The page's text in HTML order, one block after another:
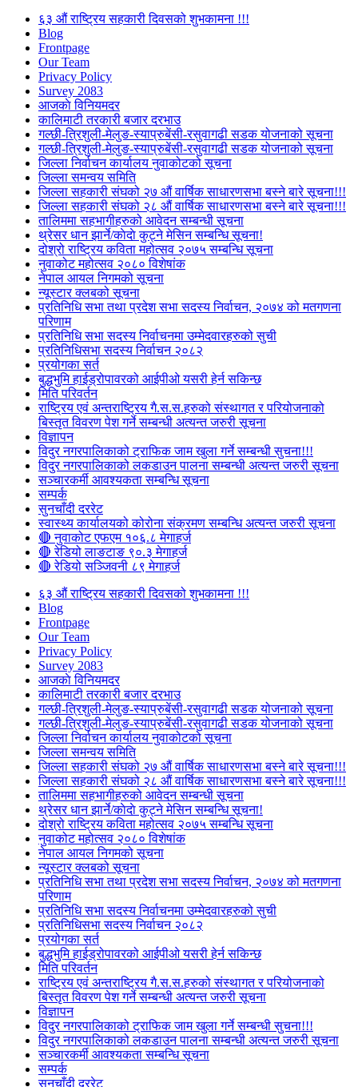
६३ औं राष्ट्रिय सहकारी दिवसको शुभकामना !!!
Blog
Frontpage
Our Team
Privacy Policy
Survey 2083
आजकाे विनियमदर
कालिमाटी तरकारी बजार दरभाउ
गल्छी-त्रिशुली-मेलुङ-स्याप्रुबेंसी-रसुवागढी सडक योजनाको सूचना
गल्छी-त्रिशुली-मेलुङ-स्याप्रुबेंसी-रसुवागढी सडक योजनाको सूचना
जिल्ला निर्वाचन कार्यालय नुवाकोटको सूचना
जिल्ला समन्वय समिति
जिल्ला सहकारी संघको २७ औं वार्षिक साधारणसभा बस्ने बारे सूचना!!!
जिल्ला सहकारी संघको २८ औं वार्षिक साधारणसभा बस्ने बारे सूचना!!!
तालिममा सहभागीहरुको आवेदन सम्बन्धी सूचना
थ्रेसर धान झार्ने/काेदाे कुट्ने मेसिन सम्बन्धि सूचना!
दोश्रो राष्ट्रिय कविता महोत्सव २०७५ सम्बन्धि सूचना
नुवाकोट महोत्सव २०८० विशेषांक
नेपाल आयल निगमको सूचना
न्यूस्टार क्लबको सूचना
प्रतिनिधि सभा तथा प्रदेश सभा सदस्य निर्वाचन, २०७४ को मतगणना
परिणाम
प्रतिनिधि सभा सदस्य निर्वाचनमा उम्मेदवारहरुको सुची
प्रतिनिधिसभा सदस्य निर्वाचन २०८२
प्रयोगका सर्त
बुद्धभुमि हाईड्रोपावरको आईपीओ यसरी हेर्न सकिन्छ
मिति परिवर्तन
राष्ट्रिय एवं अन्तराष्ट्रिय गै.स.स.हरुको संस्थागत र परियोजनाको
बिस्तृत विवरण पेश गर्ने सम्बन्धी अत्यन्त जरुरी सूचना
विज्ञापन
विदुर नगरपालिकाको ट्राफिक जाम खुला गर्ने सम्बन्धी सुचना!!!
विदुर नगरपालिकाको लकडाउन पालना सम्बन्धी अत्यन्त जरुरी सूचना
सञ्चारकर्मी आवश्यकता सम्बन्धि सूचना
सम्पर्क
सुनचाँदी दररेट
स्वास्थ्य कार्यालयको कोरोना संक्रमण सम्बन्धि अत्यन्त जरुरी सूचना
🔴 नुवाकोट एफएम १०६.८ मेगाहर्ज
🔴 रेडियो लाङटाङ ९०.३ मेगाहर्ज
🔴 रेडियो सञ्जिवनी ८९ मेगाहर्ज
६३ औं राष्ट्रिय सहकारी दिवसको शुभकामना !!!
Blog
Frontpage
Our Team
Privacy Policy
Survey 2083
आजकाे विनियमदर
कालिमाटी तरकारी बजार दरभाउ
गल्छी-त्रिशुली-मेलुङ-स्याप्रुबेंसी-रसुवागढी सडक योजनाको सूचना
गल्छी-त्रिशुली-मेलुङ-स्याप्रुबेंसी-रसुवागढी सडक योजनाको सूचना
जिल्ला निर्वाचन कार्यालय नुवाकोटको सूचना
जिल्ला समन्वय समिति
जिल्ला सहकारी संघको २७ औं वार्षिक साधारणसभा बस्ने बारे सूचना!!!
जिल्ला सहकारी संघको २८ औं वार्षिक साधारणसभा बस्ने बारे सूचना!!!
तालिममा सहभागीहरुको आवेदन सम्बन्धी सूचना
थ्रेसर धान झार्ने/काेदाे कुट्ने मेसिन सम्बन्धि सूचना!
दोश्रो राष्ट्रिय कविता महोत्सव २०७५ सम्बन्धि सूचना
नुवाकोट महोत्सव २०८० विशेषांक
नेपाल आयल निगमको सूचना
न्यूस्टार क्लबको सूचना
प्रतिनिधि सभा तथा प्रदेश सभा सदस्य निर्वाचन, २०७४ को मतगणना
परिणाम
प्रतिनिधि सभा सदस्य निर्वाचनमा उम्मेदवारहरुको सुची
प्रतिनिधिसभा सदस्य निर्वाचन २०८२
प्रयोगका सर्त
बुद्धभुमि हाईड्रोपावरको आईपीओ यसरी हेर्न सकिन्छ
मिति परिवर्तन
राष्ट्रिय एवं अन्तराष्ट्रिय गै.स.स.हरुको संस्थागत र परियोजनाको
बिस्तृत विवरण पेश गर्ने सम्बन्धी अत्यन्त जरुरी सूचना
विज्ञापन
विदुर नगरपालिकाको ट्राफिक जाम खुला गर्ने सम्बन्धी सुचना!!!
विदुर नगरपालिकाको लकडाउन पालना सम्बन्धी अत्यन्त जरुरी सूचना
सञ्चारकर्मी आवश्यकता सम्बन्धि सूचना
सम्पर्क
सुनचाँदी दररेट